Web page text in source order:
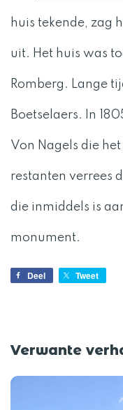
huis tekende, zag
uit. Het huis was
Romberg. Lange
Boetselaers. In
Von Nagels die
restanten verrees
die inmiddels is
monument.
Deel Tweet
Verwante